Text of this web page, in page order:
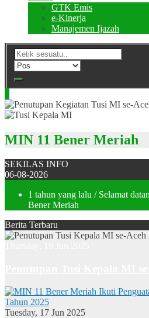
GTK Emis
e-Kinerja
Manajemen Ijazah
MIN 11 Bener Meriah
SEKILAS INFO
06-08-2026
1 tahun yang lalu / Selamat
Bener Meriah
Berita Terbaru
Tuesday, 17 Jun 2025